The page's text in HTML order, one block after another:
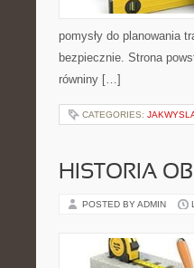
pomysły do planowania
bezpiecznie. Strona
równiny […]
CATEGORIES:
HISTORIA
POSTED BY ADMIN